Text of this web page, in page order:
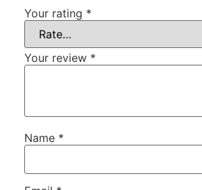
Your rating *
Your review *
Name *